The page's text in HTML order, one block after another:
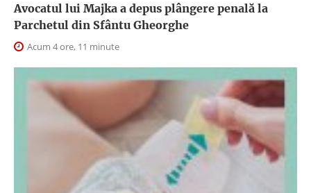
Avocatul lui Majka a depus plângere penală la
Parchetul din Sfântu Gheorghe
Acum 4 ore, 11 minute